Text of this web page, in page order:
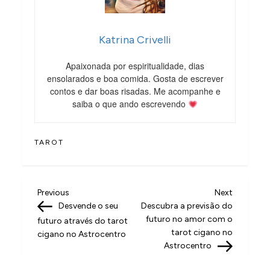
Katrina Crivelli
Apaixonada por espiritualidade, dias
ensolarados e boa comida. Gosta de escrever
contos e dar boas risadas. Me acompanhe e
saiba o que ando escrevendo
TAROT
N
a
v
Previous
Post
Previous
Desvende o seu
futuro através do tarot
cigano no Astrocentro
Next
Post
Next
Descubra a previsão do
futuro no amor com o
tarot cigano no
Astrocentro